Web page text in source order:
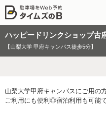
ハッピードリンクショップ古
【山梨大学 甲府キャンパス徒歩5分】
山梨大学甲府キャンパスにご用の
ご利用にも便利◎宿泊利用も可能で